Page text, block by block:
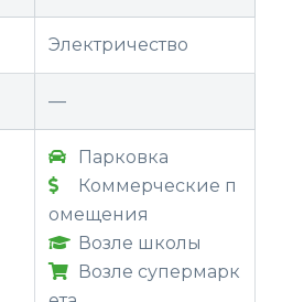
Электричество
—
Парковка
Коммерческие п
омещения
Возле школы
Возле супермарк